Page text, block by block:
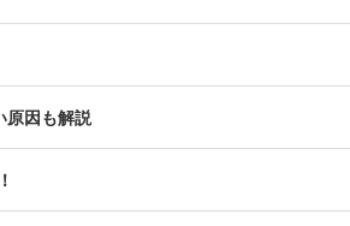
原因も解説